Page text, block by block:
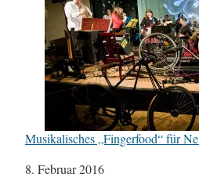
Musikalisches „Fingerfood“ für
Datum
8. Februar 2016